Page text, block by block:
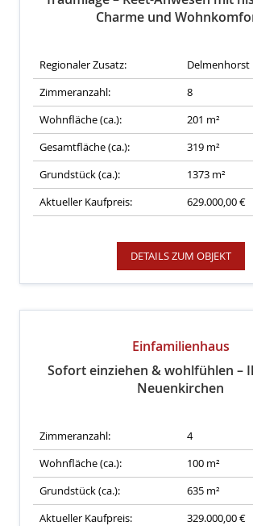
Charme und
Regionaler Zusatz:
Delmenhorst
Zimmeranzahl:
8
Wohnfläche (ca.):
201 m²
Gesamtfläche (ca.):
319 m²
Grundstück (ca.):
1373 m²
Aktueller Kaufpreis:
629.000,00 €
DETAILS ZUM OBJEKT
Einfamilienhaus
Sofort einziehen & wohlfühlen –
Neuenkirchen
Zimmeranzahl:
4
Wohnfläche (ca.):
100 m²
Grundstück (ca.):
635 m²
Aktueller Kaufpreis:
329.000,00 €